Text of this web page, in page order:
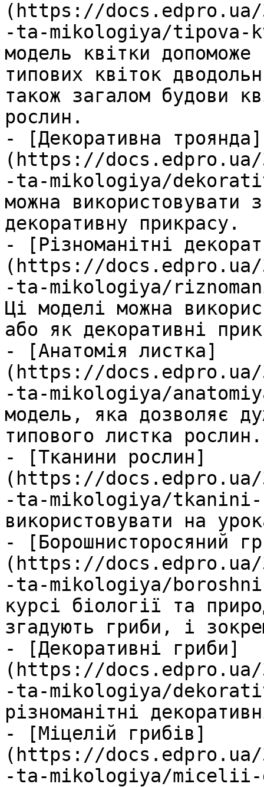
(https://docs.edpro.ua/
-ta-mikologiya/tipova-
модель квітки
типових квіток
також загалом будови
рослин.
- [Декоративна троянда]
(https://docs.edpro.ua/
-ta-mikologiya/
можна використовувати
декоративну прикрасу.
- [Різноманітні
(https://docs.edpro.ua/
-ta-mikologiya/
Ці моделі можна
або як декоративні
- [Анатомія листка]
(https://docs.edpro.ua/
-ta-mikologiya/
модель, яка дозволяє
типового листка рослин.
- [Тканини рослин]
(https://docs.edpro.ua/
-ta-mikologiya/tkanini-
використовувати на
- [Борошнисторосяний
(https://docs.edpro.ua/
-ta-mikologiya/
курсі біології та
згадують гриби, і
- [Декоративні гриби]
(https://docs.edpro.ua/
-ta-mikologiya/
різноманітні
- [Міцелій грибів]
(https://docs.edpro.ua/
-ta-mikologiya/micelii-